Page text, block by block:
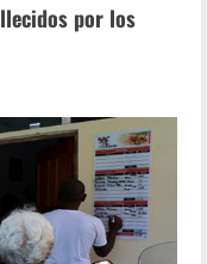
por los